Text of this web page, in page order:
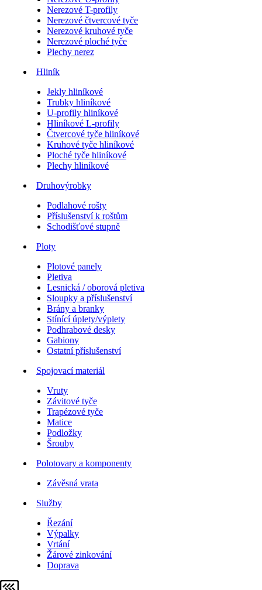
Nerezové T-profily
Nerezové čtvercové tyče
Nerezové kruhové tyče
Nerezové ploché tyče
Plechy nerez
Hliník
Jekly hliníkové
Trubky hliníkové
U-profily hliníkové
Hliníkové L-profily
Čtvercové tyče hliníkové
Kruhové tyče hliníkové
Ploché tyče hliníkové
Plechy hliníkové
Druhovýrobky
Podlahové rošty
Příslušenství k roštům
Schodišťové stupně
Ploty
Plotové panely
Pletiva
Lesnická / oborová pletiva
Sloupky a příslušenství
Brány a branky
Stínící úplety/výplety
Podhrabové desky
Gabiony
Ostatní příslušenství
Spojovací materiál
Vruty
Závitové tyče
Trapézové tyče
Matice
Podložky
Šrouby
Polotovary a komponenty
Závěsná vrata
Služby
Řezání
Výpalky
Vrtání
Žárové zinkování
Doprava